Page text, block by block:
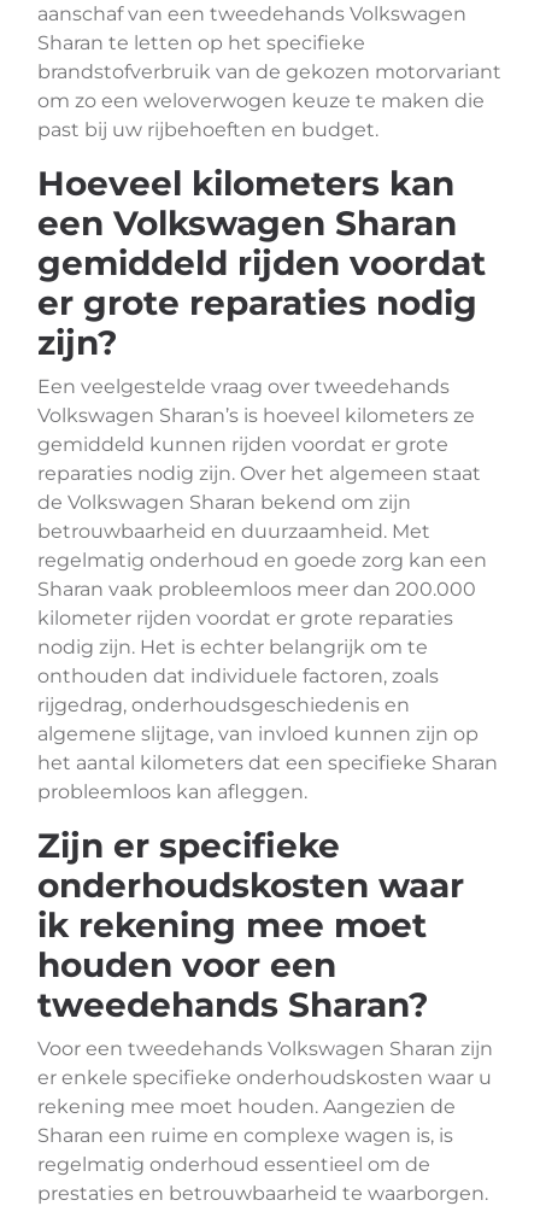
aanschaf van een tweedehands Volkswagen
Sharan te letten op het specifieke
brandstofverbruik van de gekozen motorvariant
om zo een weloverwogen keuze te maken die
past bij uw rijbehoeften en budget.
Hoeveel kilometers kan
een Volkswagen Sharan
gemiddeld rijden voordat
er grote reparaties nodig
zijn?
Een veelgestelde vraag over tweedehands
Volkswagen Sharan’s is hoeveel kilometers ze
gemiddeld kunnen rijden voordat er grote
reparaties nodig zijn. Over het algemeen staat
de Volkswagen Sharan bekend om zijn
betrouwbaarheid en duurzaamheid. Met
regelmatig onderhoud en goede zorg kan een
Sharan vaak probleemloos meer dan 200.000
kilometer rijden voordat er grote reparaties
nodig zijn. Het is echter belangrijk om te
onthouden dat individuele factoren, zoals
rijgedrag, onderhoudsgeschiedenis en
algemene slijtage, van invloed kunnen zijn op
het aantal kilometers dat een specifieke Sharan
probleemloos kan afleggen.
Zijn er specifieke
onderhoudskosten waar
ik rekening mee moet
houden voor een
tweedehands Sharan?
Voor een tweedehands Volkswagen Sharan zijn
er enkele specifieke onderhoudskosten waar u
rekening mee moet houden. Aangezien de
Sharan een ruime en complexe wagen is, is
regelmatig onderhoud essentieel om de
prestaties en betrouwbaarheid te waarborgen.